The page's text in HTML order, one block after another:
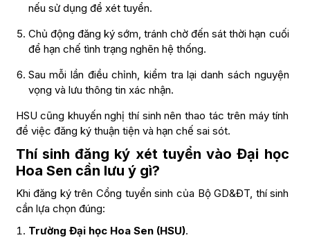
nếu sử dụng để xét tuyển.
Chủ động đăng ký sớm, tránh chờ đến sát thời hạn cuối
để hạn chế tình trạng nghẽn hệ thống.
Sau mỗi lần điều chỉnh, kiểm tra lại danh sách nguyện
vọng và lưu thông tin xác nhận.
HSU cũng khuyến nghị thí sinh nên thao tác trên máy tính
để việc đăng ký thuận tiện và hạn chế sai sót.
Thí sinh đăng ký xét tuyển vào Đại học
Hoa Sen cần lưu ý gì?
Khi đăng ký trên Cổng tuyển sinh của Bộ GD&ĐT, thí sinh
cần lựa chọn đúng:
Trường Đại học Hoa Sen (HSU).